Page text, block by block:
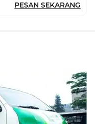
PESAN SEKARANG